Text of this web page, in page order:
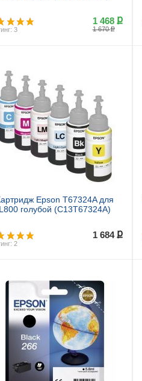
3
1 468 ք
1 670ք
Купить
Epson T67324A для
L800 голубой (C13T67324A)
2
1 684 ք
Купить